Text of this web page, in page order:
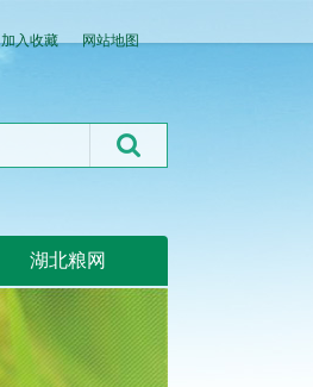
加入收藏 网站地图
湖北粮网